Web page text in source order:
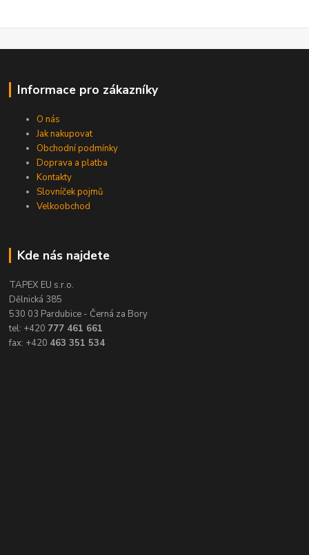
Informace pro zákazníky
O nás
Jak nakupovat
Obchodní podmínky
Doprava a platba
Kontakty
Slovníček pojmů
Velkoobchod
Kde nás najdete
TAPEX EU s.r.o.
Dělnická 385
530 03 Pardubice - Černá za Bory
tel: +420 777 461 661
fax: +420 463 351 534